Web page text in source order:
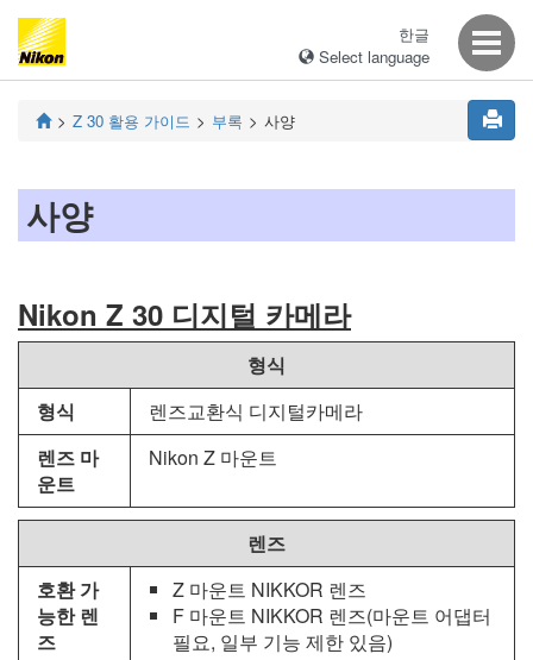
한글
Select language
Z 30 활용 가이드 부록 사양
사양
Nikon Z 30 디지털 카메라
형식
형식
렌즈교환식 디지털카메라
렌즈 마
운트
Nikon Z 마운트
렌즈
호환 가
능한 렌
즈
Z 마운트 NIKKOR 렌즈
F 마운트 NIKKOR 렌즈(마운트 어댑터
필요, 일부 기능 제한 있음)